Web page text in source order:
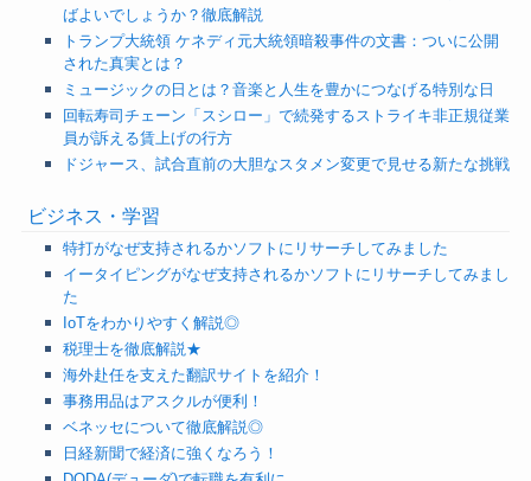
ばよいでしょうか？徹底解説
トランプ大統領 ケネディ元大統領暗殺事件の文書：ついに公開
された真実とは？
ミュージックの日とは？音楽と人生を豊かにつなげる特別な日
回転寿司チェーン「スシロー」で続発するストライキ非正規従業
員が訴える賃上げの行方
ドジャース、試合直前の大胆なスタメン変更で見せる新たな挑戦
ビジネス・学習
特打がなぜ支持されるかソフトにリサーチしてみました
イータイピングがなぜ支持されるかソフトにリサーチしてみまし
た
IoTをわかりやすく解説◎
税理士を徹底解説★
海外赴任を支えた翻訳サイトを紹介！
事務用品はアスクルが便利！
ベネッセについて徹底解説◎
日経新聞で経済に強くなろう！